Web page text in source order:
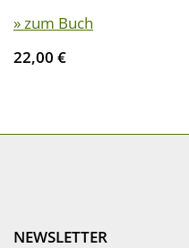
» zum Buch
22,00 €
NEWSLETTER